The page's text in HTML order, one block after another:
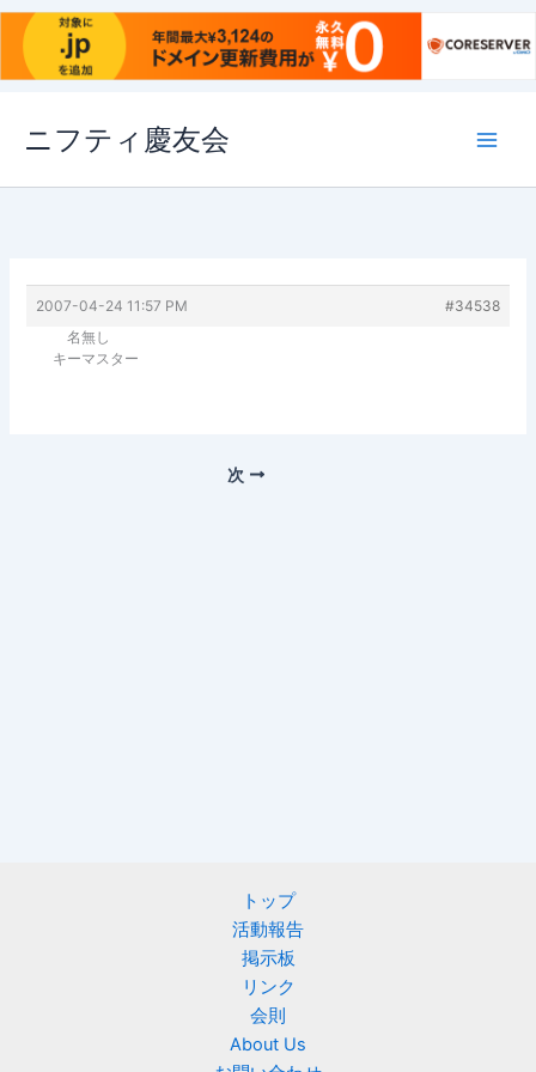
ス
ニフティ慶友会
2007-04-24 11:57 PM
#34538
名無し
キーマスター
次
トップ
活動報告
掲示板
リンク
会則
About Us